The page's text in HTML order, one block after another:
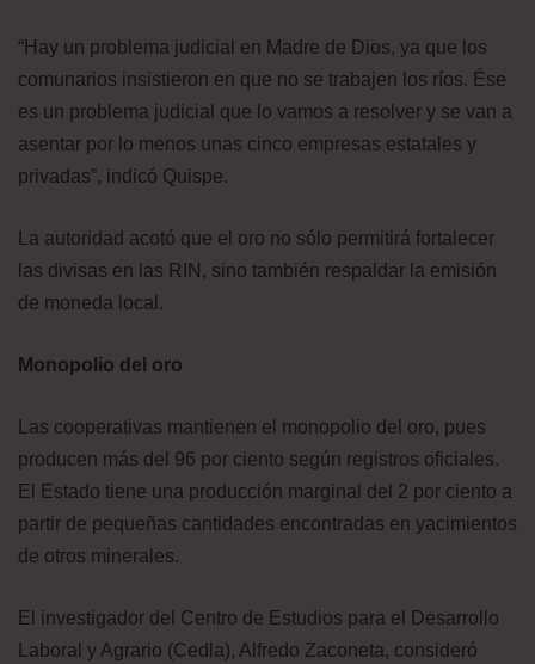
“Hay un problema judicial en Madre de Dios, ya que los
comunarios insistieron en que no se trabajen los ríos. Ése
es un problema judicial que lo vamos a resolver y se van a
asentar por lo menos unas cinco empresas estatales y
privadas”, indicó Quispe.
La autoridad acotó que el oro no sólo permitirá fortalecer
las divisas en las RIN, sino también respaldar la emisión
de moneda local.
Monopolio del oro
Las cooperativas mantienen el monopolio del oro, pues
producen más del 96 por ciento según registros oficiales.
El Estado tiene una producción marginal del 2 por ciento a
partir de pequeñas cantidades encontradas en yacimientos
de otros minerales.
El investigador del Centro de Estudios para el Desarrollo
Laboral y Agrario (Cedla), Alfredo Zaconeta, consideró